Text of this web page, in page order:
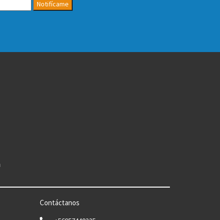
Notifícame
Contáctanos